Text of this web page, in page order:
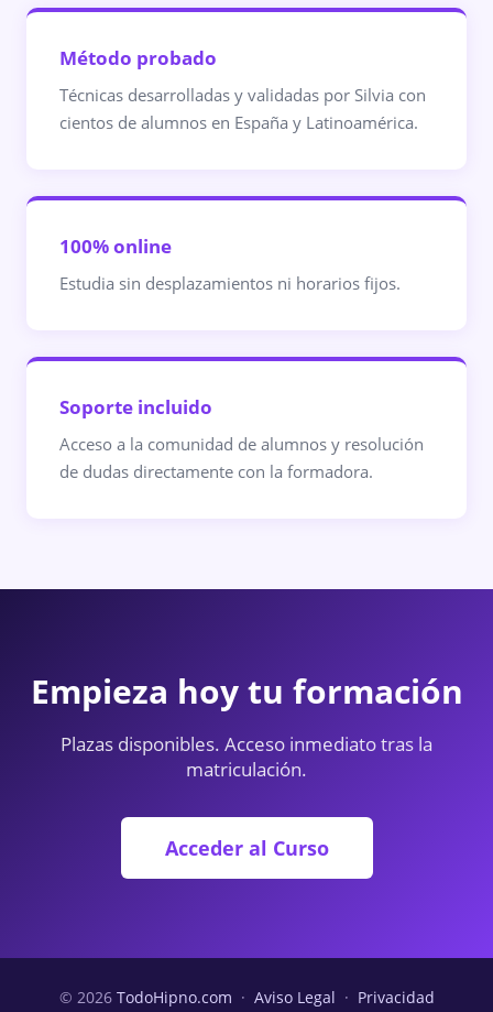
Método probado
Técnicas desarrolladas y validadas por Silvia con
cientos de alumnos en España y Latinoamérica.
100% online
Estudia sin desplazamientos ni horarios fijos.
Soporte incluido
Acceso a la comunidad de alumnos y resolución
de dudas directamente con la formadora.
Empieza hoy tu formación
Plazas disponibles. Acceso inmediato tras la
matriculación.
Acceder al Curso
© 2026 TodoHipno.com · Aviso Legal · Privacidad